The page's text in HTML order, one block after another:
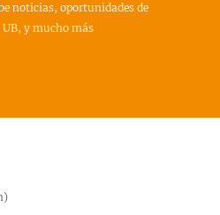
noticias, oportunidades de
y mucho más